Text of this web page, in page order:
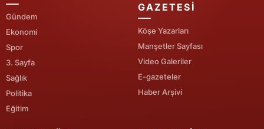
Karaman
Kırıkkale
Batman
Şırnak
Gündem
Ekonomi
Spor
3. Sayfa
Sağlık
Politika
Eğitim
GAZETESI
Köşe Yazarları
Manşetler Sayfası
Video Galeriler
E-gazeteler
Haber Arşivi